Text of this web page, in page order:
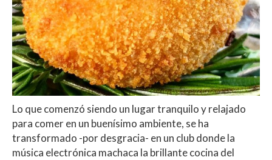
Lo que comenzó siendo un lugar tranquilo y relajado
para comer en un buenísimo ambiente, se ha
transformado -por desgracia- en un club donde la
música electrónica machaca la brillante cocina del